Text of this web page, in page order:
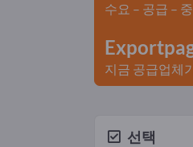
수요 – 공급 –
지금 공급업체
선택